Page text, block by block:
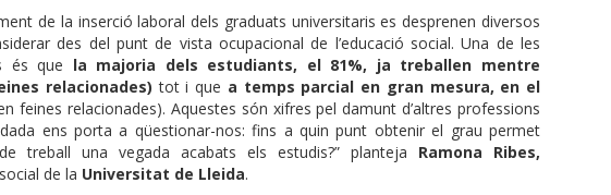
de la inserció laboral dels graduats universitaris es desprenen diversos
des del punt de vista ocupacional de l’educació social. Una de les
és que la majoria dels estudiants, el 81%, ja treballen mentre
relacionades) tot i que a temps parcial en gran mesura, en el
feines relacionades). Aquestes són xifres pel damunt d’altres professions
dada ens porta a qüestionar-nos: fins a quin punt obtenir el grau permet
treball una vegada acabats els estudis?” planteja Ramona Ribes,
de la Universitat de Lleida.